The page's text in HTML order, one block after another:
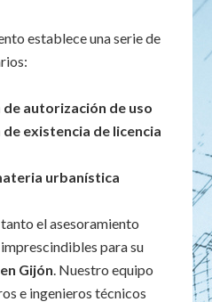
establece una serie de
autorización de uso
existencia de licencia
urbanística
el asesoramiento
para su
Gijón. Nuestro equipo
e ingenieros técnicos